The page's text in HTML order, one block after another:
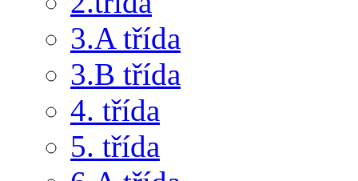
3.A třída
3.B třída
4. třída
5. třída